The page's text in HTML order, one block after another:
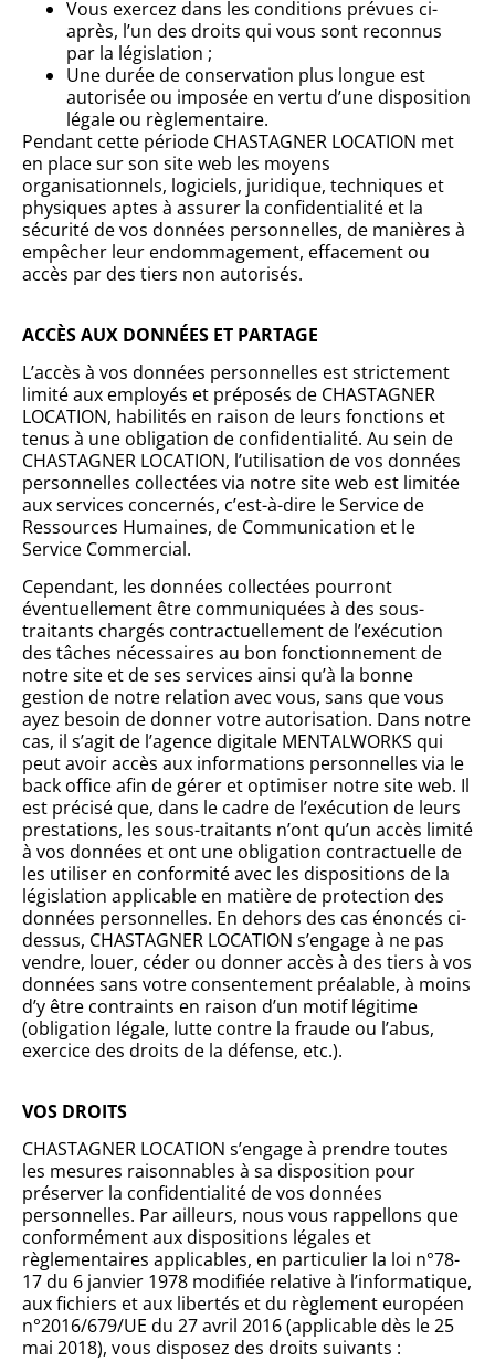
Vous exercez dans les conditions prévues ci-
après, l’un des droits qui vous sont reconnus
par la législation ;
Une durée de conservation plus longue est
autorisée ou imposée en vertu d’une disposition
légale ou règlementaire.
Pendant cette période CHASTAGNER LOCATION met
en place sur son site web les moyens
organisationnels, logiciels, juridique, techniques et
physiques aptes à assurer la confidentialité et la
sécurité de vos données personnelles, de manières à
empêcher leur endommagement, effacement ou
accès par des tiers non autorisés.
ACCÈS AUX DONNÉES ET PARTAGE
L’accès à vos données personnelles est strictement
limité aux employés et préposés de CHASTAGNER
LOCATION, habilités en raison de leurs fonctions et
tenus à une obligation de confidentialité. Au sein de
CHASTAGNER LOCATION, l’utilisation de vos données
personnelles collectées via notre site web est limitée
aux services concernés, c’est-à-dire le Service de
Ressources Humaines, de Communication et le
Service Commercial.
Cependant, les données collectées pourront
éventuellement être communiquées à des sous-
traitants chargés contractuellement de l’exécution
des tâches nécessaires au bon fonctionnement de
notre site et de ses services ainsi qu’à la bonne
gestion de notre relation avec vous, sans que vous
ayez besoin de donner votre autorisation. Dans notre
cas, il s’agit de l’agence digitale MENTALWORKS qui
peut avoir accès aux informations personnelles via le
back office afin de gérer et optimiser notre site web. Il
est précisé que, dans le cadre de l’exécution de leurs
prestations, les sous-traitants n’ont qu’un accès limité
à vos données et ont une obligation contractuelle de
les utiliser en conformité avec les dispositions de la
législation applicable en matière de protection des
données personnelles. En dehors des cas énoncés ci-
dessus, CHASTAGNER LOCATION s’engage à ne pas
vendre, louer, céder ou donner accès à des tiers à vos
données sans votre consentement préalable, à moins
d’y être contraints en raison d’un motif légitime
(obligation légale, lutte contre la fraude ou l’abus,
exercice des droits de la défense, etc.).
VOS DROITS
CHASTAGNER LOCATION s’engage à prendre toutes
les mesures raisonnables à sa disposition pour
préserver la confidentialité de vos données
personnelles. Par ailleurs, nous vous rappellons que
conformément aux dispositions légales et
règlementaires applicables, en particulier la loi n°78-
17 du 6 janvier 1978 modifiée relative à l’informatique,
aux fichiers et aux libertés et du règlement européen
n°2016/679/UE du 27 avril 2016 (applicable dès le 25
mai 2018), vous disposez des droits suivants :